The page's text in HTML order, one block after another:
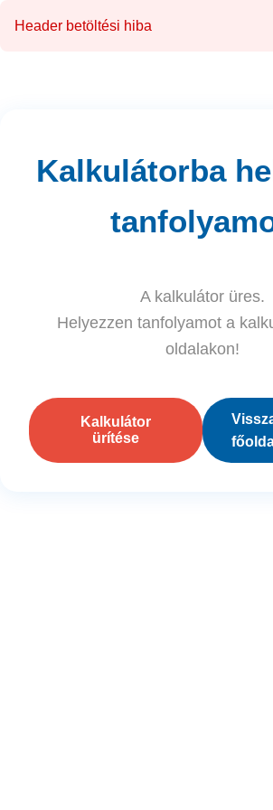
Header betöltési hiba
Kalkulátorba
A kalkulátor üres.
Helyezzen tanfolyamot a
oldalakon!
Kalkulátor
ürítése